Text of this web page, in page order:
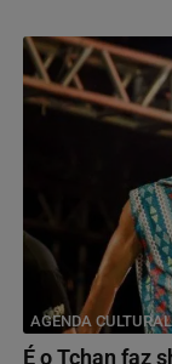
AGENDA CULTURAL
É o Tchan faz